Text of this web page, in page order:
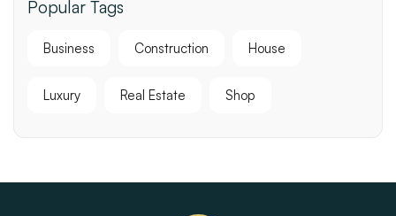
Popular Tags
Business Construction House
Luxury Real Estate Shop